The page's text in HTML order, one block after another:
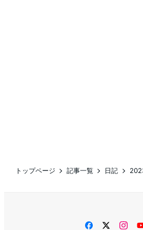
トップページ 記事一覧 日記
facebooktwitter